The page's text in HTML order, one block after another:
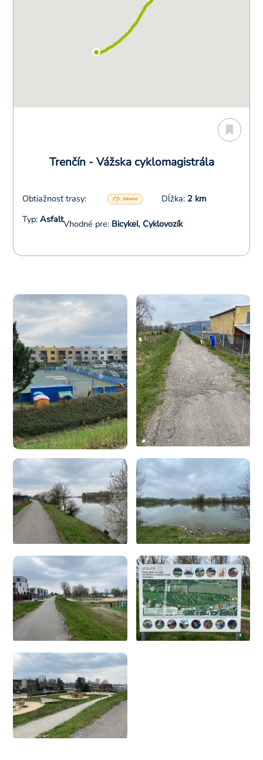
Trenčín - Vážska cyklomagistrála
Obtiažnosť trasy: Dĺžka: 2 km
Typ: AsfaltVhodné pre: Bicykel, Cyklovozík